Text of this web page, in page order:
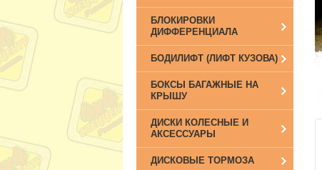
БЛОКИРОВКИ
ДИФФЕРЕНЦИАЛА
БОДИЛИФТ (ЛИФТ КУЗОВА)
БОКСЫ БАГАЖНЫЕ НА
КРЫШУ
ДИСКИ КОЛЕСНЫЕ И
АКСЕССУАРЫ
ДИСКОВЫЕ ТОРМОЗА